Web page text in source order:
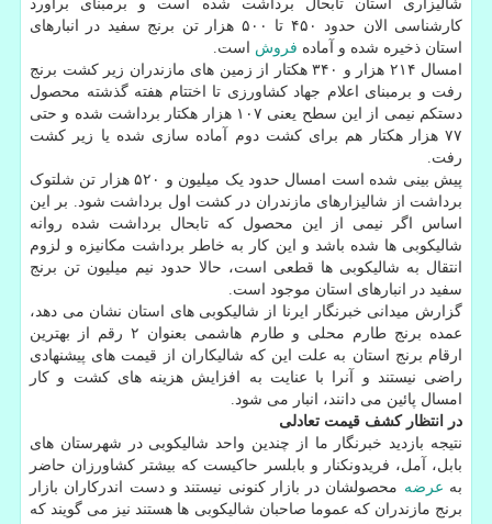
شالیزاری استان تابحال برداشت شده است و برمبنای برآورد
کارشناسی الان حدود ۴۵۰ تا ۵۰۰ هزار تن برنج سفید در انبارهای
استان ذخیره شده و آماده فروش است.
امسال ۲۱۴ هزار و ۳۴۰ هکتار از زمین های مازندران زیر کشت برنج
رفت و برمبنای اعلام جهاد کشاورزی تا اختتام هفته گذشته محصول
دستکم نیمی از این سطح یعنی ۱۰۷ هزار هکتار برداشت شده و حتی
۷۷ هزار هکتار هم برای کشت دوم آماده سازی شده یا زیر کشت
رفت.
پیش بینی شده است امسال حدود یک میلیون و ۵۲۰ هزار تن شلتوک
برداشت از شالیزارهای مازندران در کشت اول برداشت شود. بر این
اساس اگر نیمی از این محصول که تابحال برداشت شده روانه
شالیکوبی ها شده باشد و این کار به خاطر برداشت مکانیزه و لزوم
انتقال به شالیکوبی ها قطعی است، حالا حدود نیم میلیون تن برنج
سفید در انبارهای استان موجود است.
گزارش میدانی خبرنگار ایرنا از شالیکوبی های استان نشان می دهد،
عمده برنج طارم محلی و طارم هاشمی بعنوان ۲ رقم از بهترین
ارقام برنج استان به علت این که شالیکاران از قیمت های پیشنهادی
راضی نیستند و آنرا با عنایت به افزایش هزینه های کشت و کار
امسال پائین می دانند، انبار می شود.
در انتظار کشف قیمت تعادلی
نتیجه بازدید خبرنگار ما از چندین واحد شالیکوبی در شهرستان های
بابل، آمل، فریدونکنار و بابلسر حاکیست که بیشتر کشاورزان حاضر
به عرضه محصولشان در بازار کنونی نیستند و دست اندرکاران بازار
برنج مازندران که عموما صاحبان شالیکوبی ها هستند نیز می گویند که